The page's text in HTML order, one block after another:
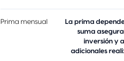
Prima mensual
La prima
suma
inversión y
adicionales